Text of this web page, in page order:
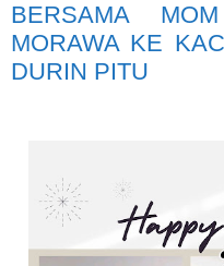
BERSAMA
MORAWA KE
DURIN PITU